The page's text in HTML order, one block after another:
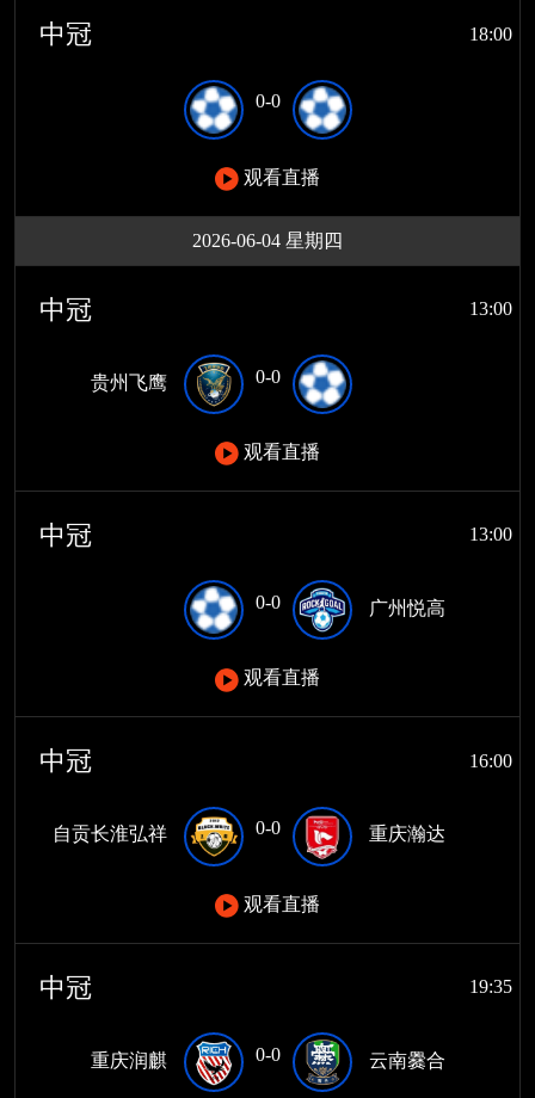
中冠 18:00
0-0
观看直播
2026-06-04 星期四
中冠 13:00
贵州飞鹰 0-0
观看直播
中冠 13:00
0-0 广州悦高
观看直播
中冠 16:00
自贡长淮弘祥 0-0 重庆瀚达
观看直播
中冠 19:35
重庆润麒 0-0 云南爨合